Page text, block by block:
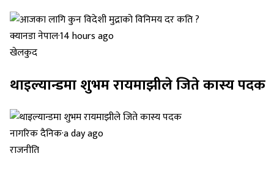
क्यानडा नेपाल·14 hours ago
खेलकुद
थाइल्यान्डमा शुभम रायमाझीले जिते कास्य पदक
नागरिक दैनिक·a day ago
राजनीति